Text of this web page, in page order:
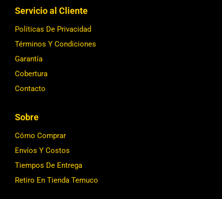
Servicio al Cliente
Políticas De Privacidad
Términos Y Condiciones
Garantía
Cobertura
Contacto
Sobre
Cómo Comprar
Envíos Y Costos
Tiempos De Entrega
Retiro En Tienda Temuco